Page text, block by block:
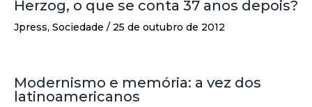
Herzog, o que se conta 37 anos depois?
Jpress, Sociedade / 25 de outubro de 2012
Modernismo e memória: a vez dos
latinoamericanos